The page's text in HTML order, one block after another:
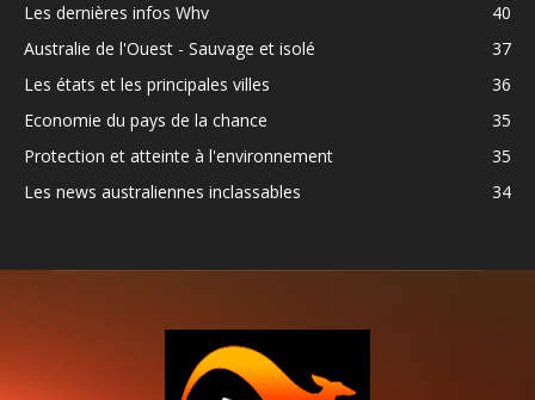
Les dernières infos Whv
40
Australie de l'Ouest - Sauvage et isolé
37
Les états et les principales villes
36
Economie du pays de la chance
35
Protection et atteinte à l'environnement
35
Les news australiennes inclassables
34